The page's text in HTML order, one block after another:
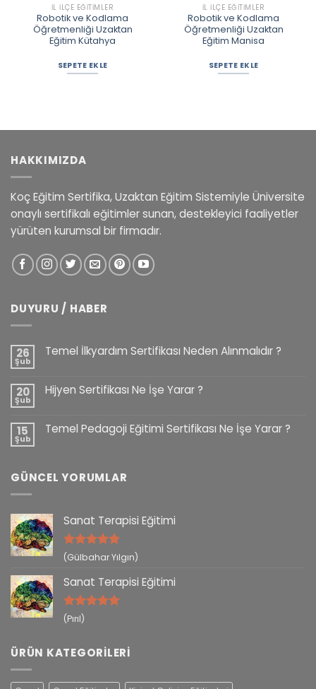
İL İLÇE EĞITIMLER
Robotik ve Kodlama
Öğretmenliği Uzaktan
Eğitim Kütahya
SEPETE EKLE
İL İLÇE EĞITIMLER
Robotik ve Kodlama
Öğretmenliği Uzaktan
Eğitim Manisa
SEPETE EKLE
HAKKIMIZDA
Koç Eğitim Sertifika, Uzaktan Eğitim Sistemiyle Üniversite
onaylı sertifikalı eğitimler sunan, destekleyici faaliyetler
yürüten kurumsal bir firmadır.
DUYURU / HABER
26
Şub
Temel İlkyardım Sertifikası Neden Alınmalıdır ?
20
Şub
Hijyen Sertifikası Ne İşe Yarar ?
15
Şub
Temel Pedagoji Eğitimi Sertifikası Ne İşe Yarar ?
GÜNCEL YORUMLAR
Sanat Terapisi Eğitimi
5 üzerinden
(Gülbahar Yılgın)
Sanat Terapisi Eğitimi
5 üzerinden
(Pırıl)
ÜRÜN KATEGORILERI